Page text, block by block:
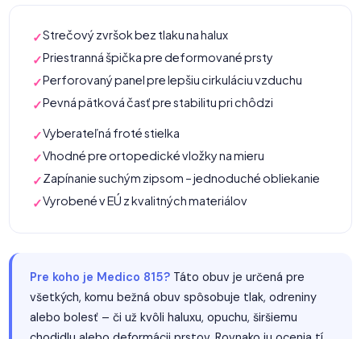
✓Strečový zvršok bez tlaku na halux
✓Priestranná špička pre deformované prsty
✓Perforovaný panel pre lepšiu cirkuláciu vzduchu
✓Pevná pätková časť pre stabilitu pri chôdzi
✓Vyberateľná froté stielka
✓Vhodné pre ortopedické vložky na mieru
✓Zapínanie suchým zipsom – jednoduché obliekanie
✓Vyrobené v EÚ z kvalitných materiálov
Pre koho je Medico 815? Táto obuv je určená pre
všetkých, komu bežná obuv spôsobuje tlak, odreniny
alebo bolesť – či už kvôli haluxu, opuchu, širšiemu